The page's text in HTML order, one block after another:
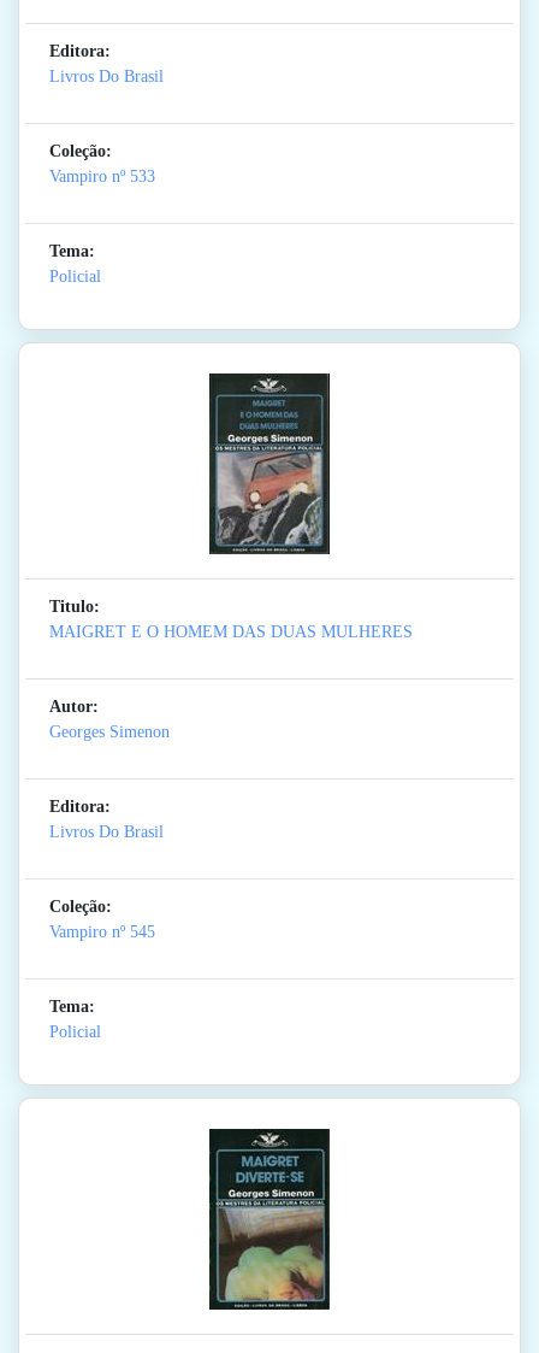
Editora:
Livros Do Brasil
Coleção:
Vampiro nº 533
Tema:
Policial
Titulo:
MAIGRET E O HOMEM DAS DUAS MULHERES
Autor:
Georges Simenon
Editora:
Livros Do Brasil
Coleção:
Vampiro nº 545
Tema:
Policial